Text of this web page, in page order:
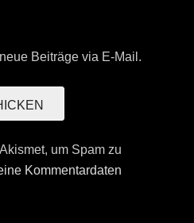
Beiträge via E-Mail.
um Spam zu
Kommentardaten